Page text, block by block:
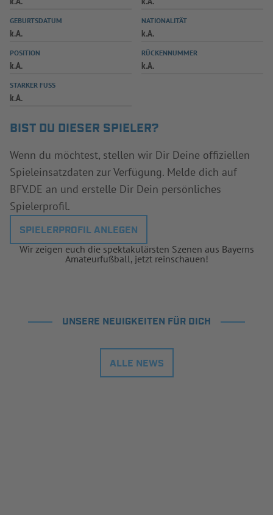
SPIELPLUS
GEBURTSDATUM
k.A.
NATIONALITÄT
k.A.
POSITION
k.A.
RÜCKENNUMMER
k.A.
STARKER FUSS
k.A.
BIST DU DIESER SPIELER?
Wenn du möchtest, stellen wir Dir Deine offiziellen
Spieleinsatzdaten zur Verfügung. Melde dich auf
BFV.DE an und erstelle Dir Dein persönliches
Spielerprofil.
SPIELERPROFIL ANLEGEN
Wir zeigen euch die spektakulärsten Szenen aus Bayerns
Amateurfußball, jetzt reinschauen!
UNSERE NEUIGKEITEN FÜR DICH
ALLE NEWS